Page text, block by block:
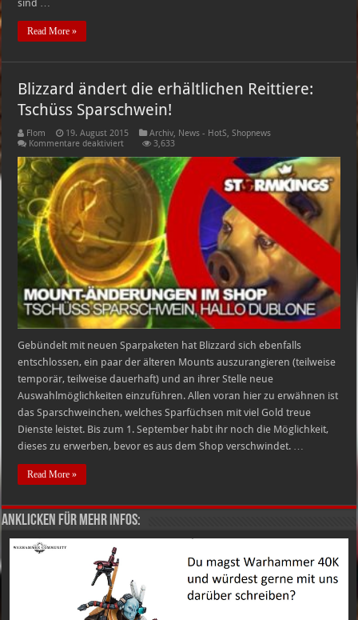
sind …
Read More »
Blizzard ändert die erhältlichen Reittiere:
Tschüss Sparschwein!
Flom 19. August 2015 Archiv, News - HotS,Shopnews
Kommentare deaktiviertfür
ändert
die
erhältlichen
Reittiere:
Sparschwein!
3,633
Gebündelt mit neuen Sparpaketen hat Blizzard sich ebenfalls
entschlossen, ein paar der älteren Mounts auszurangieren (teilweise
temporär, teilweise dauerhaft) und an ihrer Stelle neue
Auswahlmöglichkeiten einzuführen. Allen voran hier zu erwähnen ist
das Sparschweinchen, welches Sparfüchsen mit viel Gold treue
Dienste leistet. Bis zum 1. September habt ihr noch die Möglichkeit,
dieses zu erwerben, bevor es aus dem Shop verschwindet. …
Read More »
Anklicken für mehr Infos: